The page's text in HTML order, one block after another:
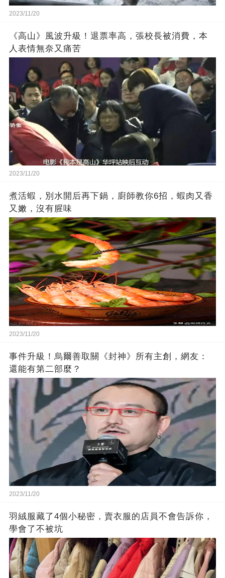
2023/11/20
《高山》風波升級！退票率高，張校長被消費，本
人表情無奈又痛苦
2023/11/20
煮活蝦，別水開后再下鍋，廚師教你6招，蝦肉又香
又嫩，沒有腥味
2023/11/20
事件升級！烏爾善取關《封神》所有主創，網友：
還能有第二部麼？
2023/11/20
羽絨服藏了4個小秘密，賣衣服的店員不會告訴你，
學會了不被坑